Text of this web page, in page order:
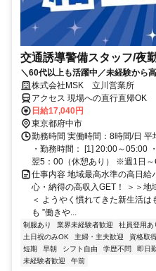
交通誘導警備スタッフ/夜
＼60代以上も活躍中／未経験から
で警備員デビューをしませんか！
OK！】勤務3日前迄シフト申請が
たのライフスタイルに合わせてお
代幅広く活躍しています。
株式会社MSK 立川営業所
アクセス 現場への直行直帰OK
日給17,040円
東京都府中市
勤務時間 実働時間：8時間/日
・勤務時間： [1] 20:00～05:00
翌5：00（休憩あり） ※週1日～
仕事内容 地域最高水準の高日
心・納得の高収入GET！ ＞＞地
＜ ようやく慣れてきた新生活
も ”働きや...
制服あり 業界未経験者歓迎 社員登用あ
土日祝のみOK
主婦・主夫歓迎 資格取
短期
早朝 シフト自由 学歴不問 即日
未経験者歓迎
午前